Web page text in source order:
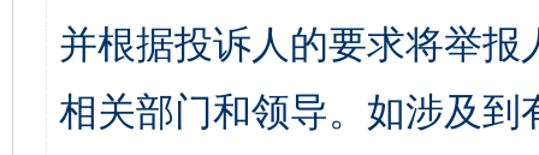
并根据投诉人的要求将举
相关部门和领导。如涉及